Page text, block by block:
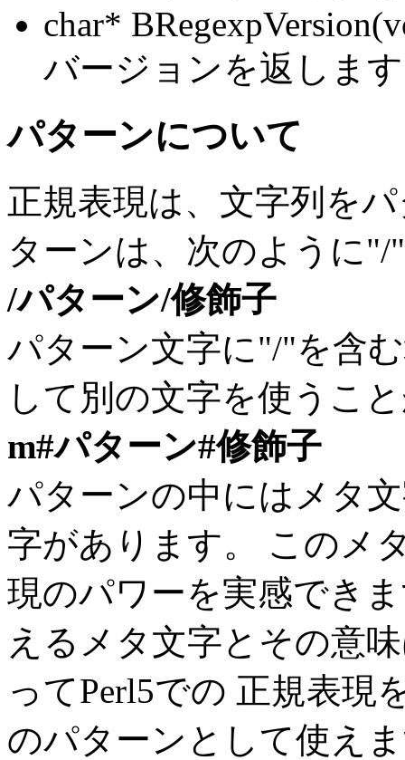
char*
バージョンを返しま
パターンについて
正規表現は、文字列を
ターンは、次のように
/パターン/修飾子
パターン文字に"/"を含
して別の文字を使うこ
m#パターン#修飾子
パターンの中にはメタ
字があります。 このメ
現のパワーを実感でき
えるメタ文字とその意
ってPerl5での 正規表現
のパターンとして使え